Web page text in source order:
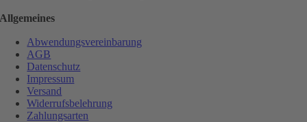
Allgemeines
Abwendungsvereinbarung
AGB
Datenschutz
Impressum
Versand
Widerrufsbelehrung
Zahlungsarten